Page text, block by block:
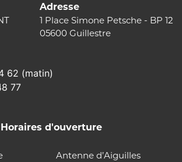
Adresse
1 Place Simone Petsche - BP 12
05600 Guillestre
62 (matin)
77
Horaires d'ouverture
Antenne d’Aiguilles